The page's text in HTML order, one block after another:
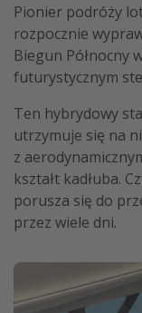
Sylwester za
Wyjazd na narty
Wyjazdy na
Wszystkie
Więcej tematów
Newsy,
Najlepsze
Pionier podróży
rozpocznie
Biegun Północny
futurystycznym
Ten hybrydowy
utrzymuje się na
z
kształt kadłuba.
porusza się do
przez wiele dni.